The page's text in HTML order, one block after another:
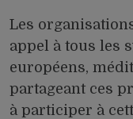
Les
appel à tous les
européens,
partageant ces
à participer à